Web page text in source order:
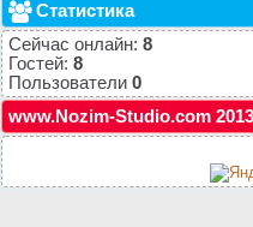
Статистика
Сейчас онлайн: 8
Гостей: 8
Пользователи 0
www.Nozim-Studio.com